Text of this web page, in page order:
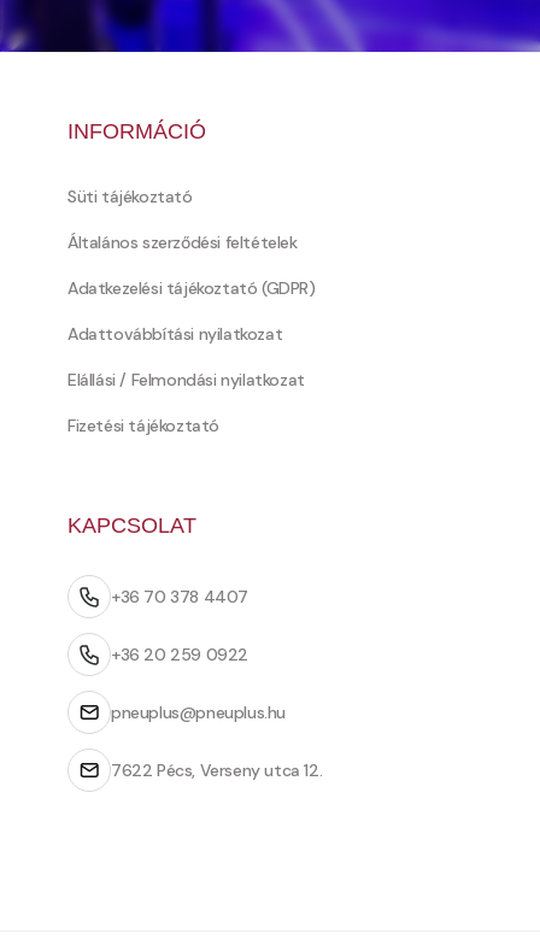
INFORMÁCIÓ
Süti tájékoztató
Általános szerződési feltételek
Adatkezelési tájékoztató (GDPR)
Adattovábbítási nyilatkozat
Elállási / Felmondási nyilatkozat
Fizetési tájékoztató
KAPCSOLAT
+36 70 378 4407
+36 20 259 0922
pneuplus@pneuplus.hu
7622 Pécs, Verseny utca 12.